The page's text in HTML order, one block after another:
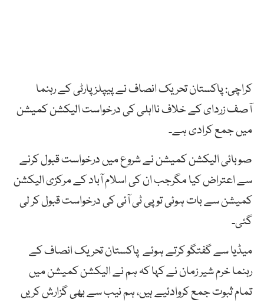
کراچی: پاکستان تحریک انصاف نے پیپلز پارٹی کے رہنما
آصف زردای کے خلاف نااہلی کی درخواست الیکشن کمیشن
میں جمع کرادی ہے۔
صوبائی الیکشن کمیشن نے شروع میں درخواست قبول کرنے
سے اعتراض کیا مگرجب ان کی اسلام آباد کے مرکزی الیکشن
کمیشن سے بات ہوئی تو پی ٹی آئی کی درخواست قبول کر لی
گئی۔
میڈیا سے گفتگو کرتے ہوئے پاکستان تحریک انصاف کے
رہنما خرم شیر زمان نے کہا کہ ہم نے الیکشن کمیشن میں
تمام ثبوت جمع کروادئیے ہیں، ہم نیب سے بھی گزارش کریں